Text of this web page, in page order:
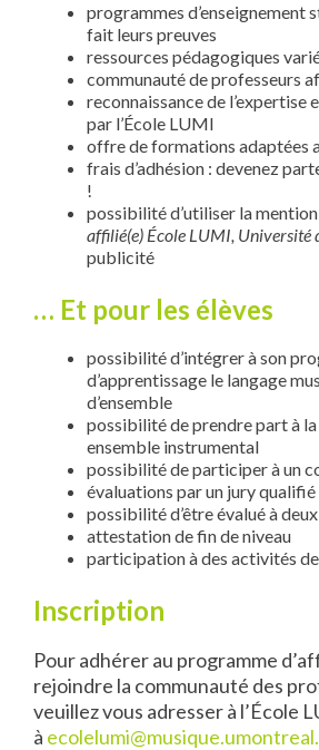
programmes d’enseignement
fait leurs preuves
ressources pédagogiques
communauté de professeurs
reconnaissance de l’expertise
par l’École LUMI
offre de formations adaptées
frais d’adhésion : devenez
!
possibilité d’utiliser la mention
affilié(e) École LUMI, Université
publicité
… Et pour les élèves
possibilité d’intégrer à son
d’apprentissage le langage
d’ensemble
possibilité de prendre part à la
ensemble instrumental
possibilité de participer à un
évaluations par un jury qualifié
possibilité d’être évalué à
attestation de fin de niveau
participation à des activités
Inscription
Pour adhérer au programme
rejoindre la communauté des
veuillez vous adresser à l’École
à